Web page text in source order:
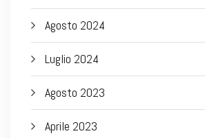
Agosto 2024
Luglio 2024
Agosto 2023
Aprile 2023